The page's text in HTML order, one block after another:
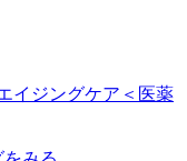
イジングケア＜医薬